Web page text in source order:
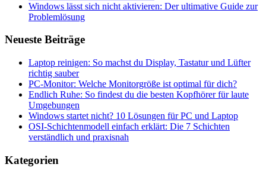
Windows lässt sich nicht aktivieren: Der ultimative Guide zur
Problemlösung
Neueste Beiträge
Laptop reinigen: So machst du Display, Tastatur und Lüfter
richtig sauber
PC-Monitor: Welche Monitorgröße ist optimal für dich?
Endlich Ruhe: So findest du die besten Kopfhörer für laute
Umgebungen
Windows startet nicht? 10 Lösungen für PC und Laptop
OSI-Schichtenmodell einfach erklärt: Die 7 Schichten
verständlich und praxisnah
Kategorien